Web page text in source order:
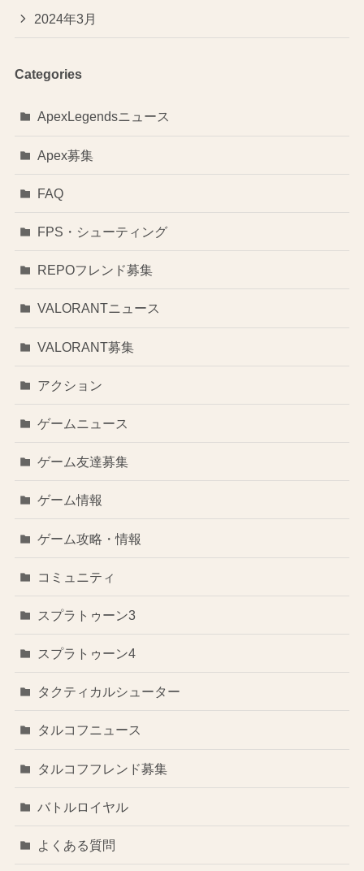
2024年3月
Categories
ApexLegendsニュース
Apex募集
FAQ
FPS・シューティング
REPOフレンド募集
VALORANTニュース
VALORANT募集
アクション
ゲームニュース
ゲーム友達募集
ゲーム情報
ゲーム攻略・情報
コミュニティ
スプラトゥーン3
スプラトゥーン4
タクティカルシューター
タルコフニュース
タルコフフレンド募集
バトルロイヤル
よくある質問